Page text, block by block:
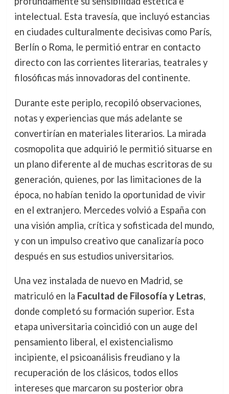
intelectual. Esta travesía, que incluyó estancias
en ciudades culturalmente decisivas como París,
Berlín o Roma, le permitió entrar en contacto
directo con las corrientes literarias, teatrales y
filosóficas más innovadoras del continente.
Durante este periplo, recopiló observaciones,
notas y experiencias que más adelante se
convertirían en materiales literarios. La mirada
cosmopolita que adquirió le permitió situarse en
un plano diferente al de muchas escritoras de su
generación, quienes, por las limitaciones de la
época, no habían tenido la oportunidad de vivir
en el extranjero. Mercedes volvió a España con
una visión amplia, crítica y sofisticada del mundo,
y con un impulso creativo que canalizaría poco
después en sus estudios universitarios.
Una vez instalada de nuevo en Madrid, se
matriculó en la Facultad de Filosofía y Letras,
donde completó su formación superior. Esta
etapa universitaria coincidió con un auge del
pensamiento liberal, el existencialismo
incipiente, el psicoanálisis freudiano y la
recuperación de los clásicos, todos ellos
intereses que marcaron su posterior obra